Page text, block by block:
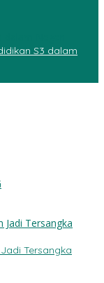
S3 dalam
Tersangka